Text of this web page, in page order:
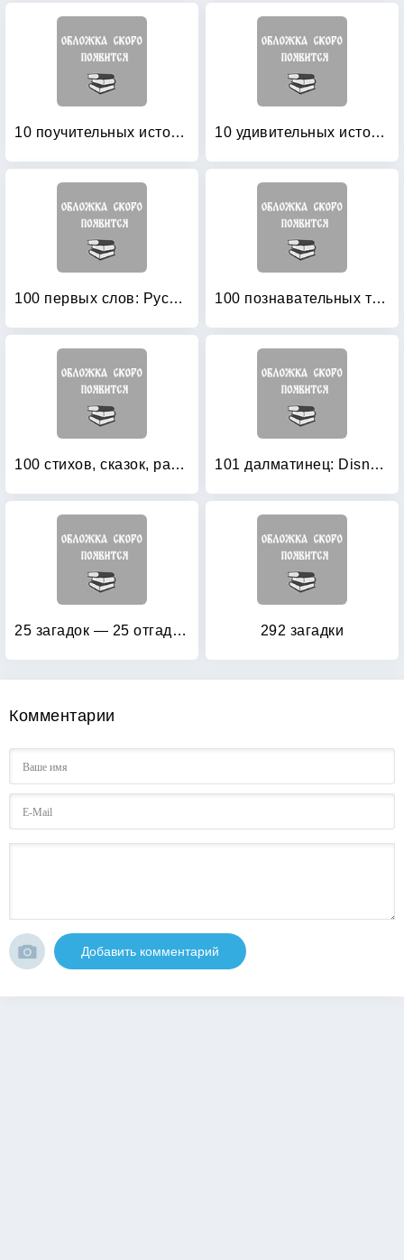
10 поучительных историй Энид Блайтон: Пособие по аналитическому чтению и аудированию 10 удивительных историй: Что такое хорошо и что такое плохо
100 первых слов: Русский и английский с пеленок 100 познавательных текстов для обучения детей чтению
100 стихов, сказок, рассказов для чтения в детском саду и дома 101 далматинец: Disney English (+ CD-ROM)
25 загадок — 25 отгадок: Для самых маленьких 292 загадки
Комментарии